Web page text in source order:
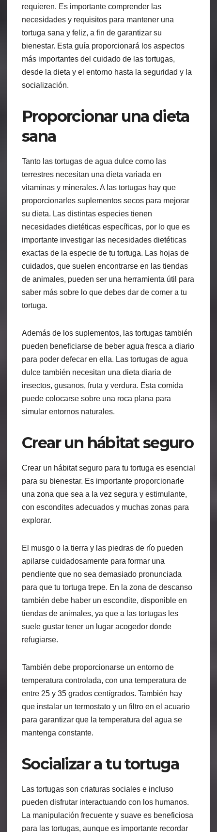
requieren. Es importante comprender las
necesidades y requisitos para mantener una
tortuga sana y feliz, a fin de garantizar su
bienestar. Esta guía proporcionará los aspectos
más importantes del cuidado de las tortugas,
desde la dieta y el entorno hasta la seguridad y la
socialización.
Proporcionar una dieta
sana
Tanto las tortugas de agua dulce como las
terrestres necesitan una dieta variada en
vitaminas y minerales. A las tortugas hay que
proporcionarles suplementos secos para mejorar
su dieta. Las distintas especies tienen
necesidades dietéticas específicas, por lo que es
importante investigar las necesidades dietéticas
exactas de la especie de tu tortuga. Las hojas de
cuidados, que suelen encontrarse en las tiendas
de animales, pueden ser una herramienta útil para
saber más sobre lo que debes dar de comer a tu
tortuga.
Además de los suplementos, las tortugas también
pueden beneficiarse de beber agua fresca a diario
para poder defecar en ella. Las tortugas de agua
dulce también necesitan una dieta diaria de
insectos, gusanos, fruta y verdura. Esta comida
puede colocarse sobre una roca plana para
simular entornos naturales.
Crear un hábitat seguro
Crear un hábitat seguro para tu tortuga es esencial
para su bienestar. Es importante proporcionarle
una zona que sea a la vez segura y estimulante,
con escondites adecuados y muchas zonas para
explorar.
El musgo o la tierra y las piedras de río pueden
apilarse cuidadosamente para formar una
pendiente que no sea demasiado pronunciada
para que tu tortuga trepe. En la zona de descanso
también debe haber un escondite, disponible en
tiendas de animales, ya que a las tortugas les
suele gustar tener un lugar acogedor donde
refugiarse.
También debe proporcionarse un entorno de
temperatura controlada, con una temperatura de
entre 25 y 35 grados centígrados. También hay
que instalar un termostato y un filtro en el acuario
para garantizar que la temperatura del agua se
mantenga constante.
Socializar a tu tortuga
Las tortugas son criaturas sociales e incluso
pueden disfrutar interactuando con los humanos.
La manipulación frecuente y suave es beneficiosa
para las tortugas, aunque es importante recordar